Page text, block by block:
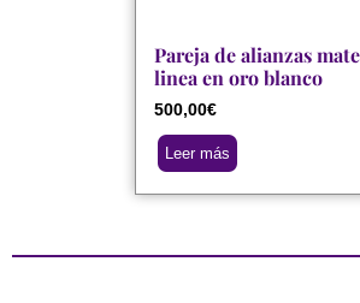
Pareja de alianzas
linea en oro blanco
500,00€
Leer más